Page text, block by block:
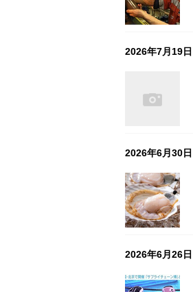
2026年7月19日
2026年6月30日
2026年6月26日